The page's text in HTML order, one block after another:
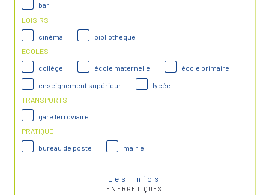
bar
LOISIRS
cinéma
bibliothèque
ECOLES
collège
école maternelle école primaire
enseignement supérieur
lycée
TRANSPORTS
gare ferroviaire
PRATIQUE
bureau de poste
mairie
Les infos
ENERGETIQUES